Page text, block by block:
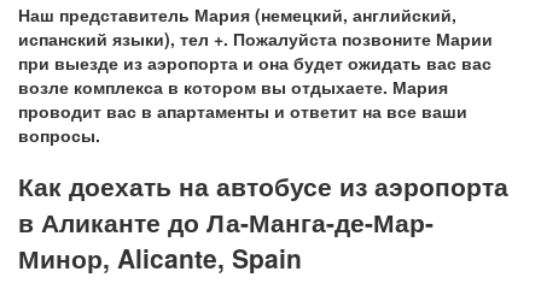
Наш представитель Мария (немецкий, английский,
испанский языки), тел +. Пожалуйста позвоните Марии
при выезде из аэропорта и она будет ожидать вас вас
возле комплекса в котором вы отдыхаете. Мария
проводит вас в апартаменты и ответит на все ваши
вопросы.
Как доехать на автобусе из аэропорта
в Аликанте до Ла-Манга-де-Мар-
Минор, Alicante, Spain